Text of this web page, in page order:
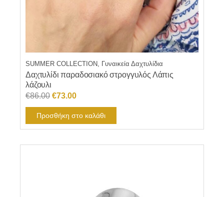
SUMMER COLLECTION, Γυναικεία Δαχτυλίδια
Δαχτυλίδι παραδοσιακό στρογγυλός Λάπις
λάζουλι
€86.00 Original
price
was:
€86.00.
€73.00Η
τρέχουσα
τιμή
είναι:
€73.00.
Προσθήκη στο καλάθι